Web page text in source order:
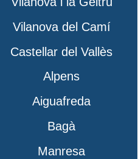
Vilanova del Camí
Castellar del Vallès
Alpens
Aiguafreda
Bagà
Manresa